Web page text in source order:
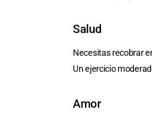
Salud
Necesitas recobrar
Un ejercicio
Amor